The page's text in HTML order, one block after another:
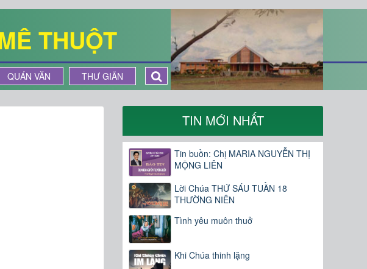
THUỘT
QUÁN VĂN THƯ GIÃN
TIN MỚI NHẤT
Tin buồn: Chị MARIA NGUYỄN THỊ
MỘNG LIÊN
Lời Chúa THỨ SÁU TUẦN 18
THƯỜNG NIÊN
Tình yêu muôn thuở
Khi Chúa thinh lặng